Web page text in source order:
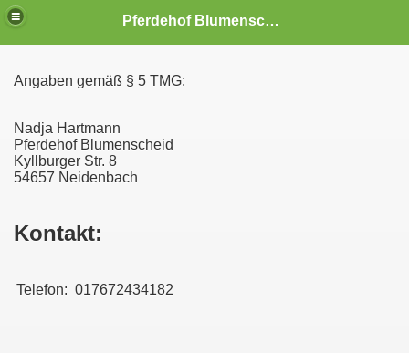
Pferdehof Blumenscheid
Angaben gemäß § 5 TMG:
Nadja Hartmann
Pferdehof Blumenscheid
Kyllburger Str. 8
54657 Neidenbach
Kontakt:
Telefon: 017672434182